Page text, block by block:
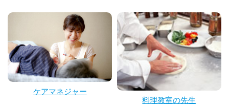
ケアマネジャー
料理教室の先生